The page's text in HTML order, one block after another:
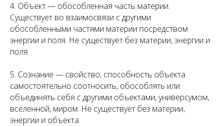
4. Объект — обособленная часть материи.
Существует во взаимосвязи с другими
обособленными частями материи посредством
энергии и поля. Не существует без материи, энергии и
поля.
5. Сознание — свойство, способность объекта
самостоятельно соотносить, обособлять или
объединять себя с другими объектами, универсумом,
вселенной, миром. Не существует без материи,
энергии и объекта.